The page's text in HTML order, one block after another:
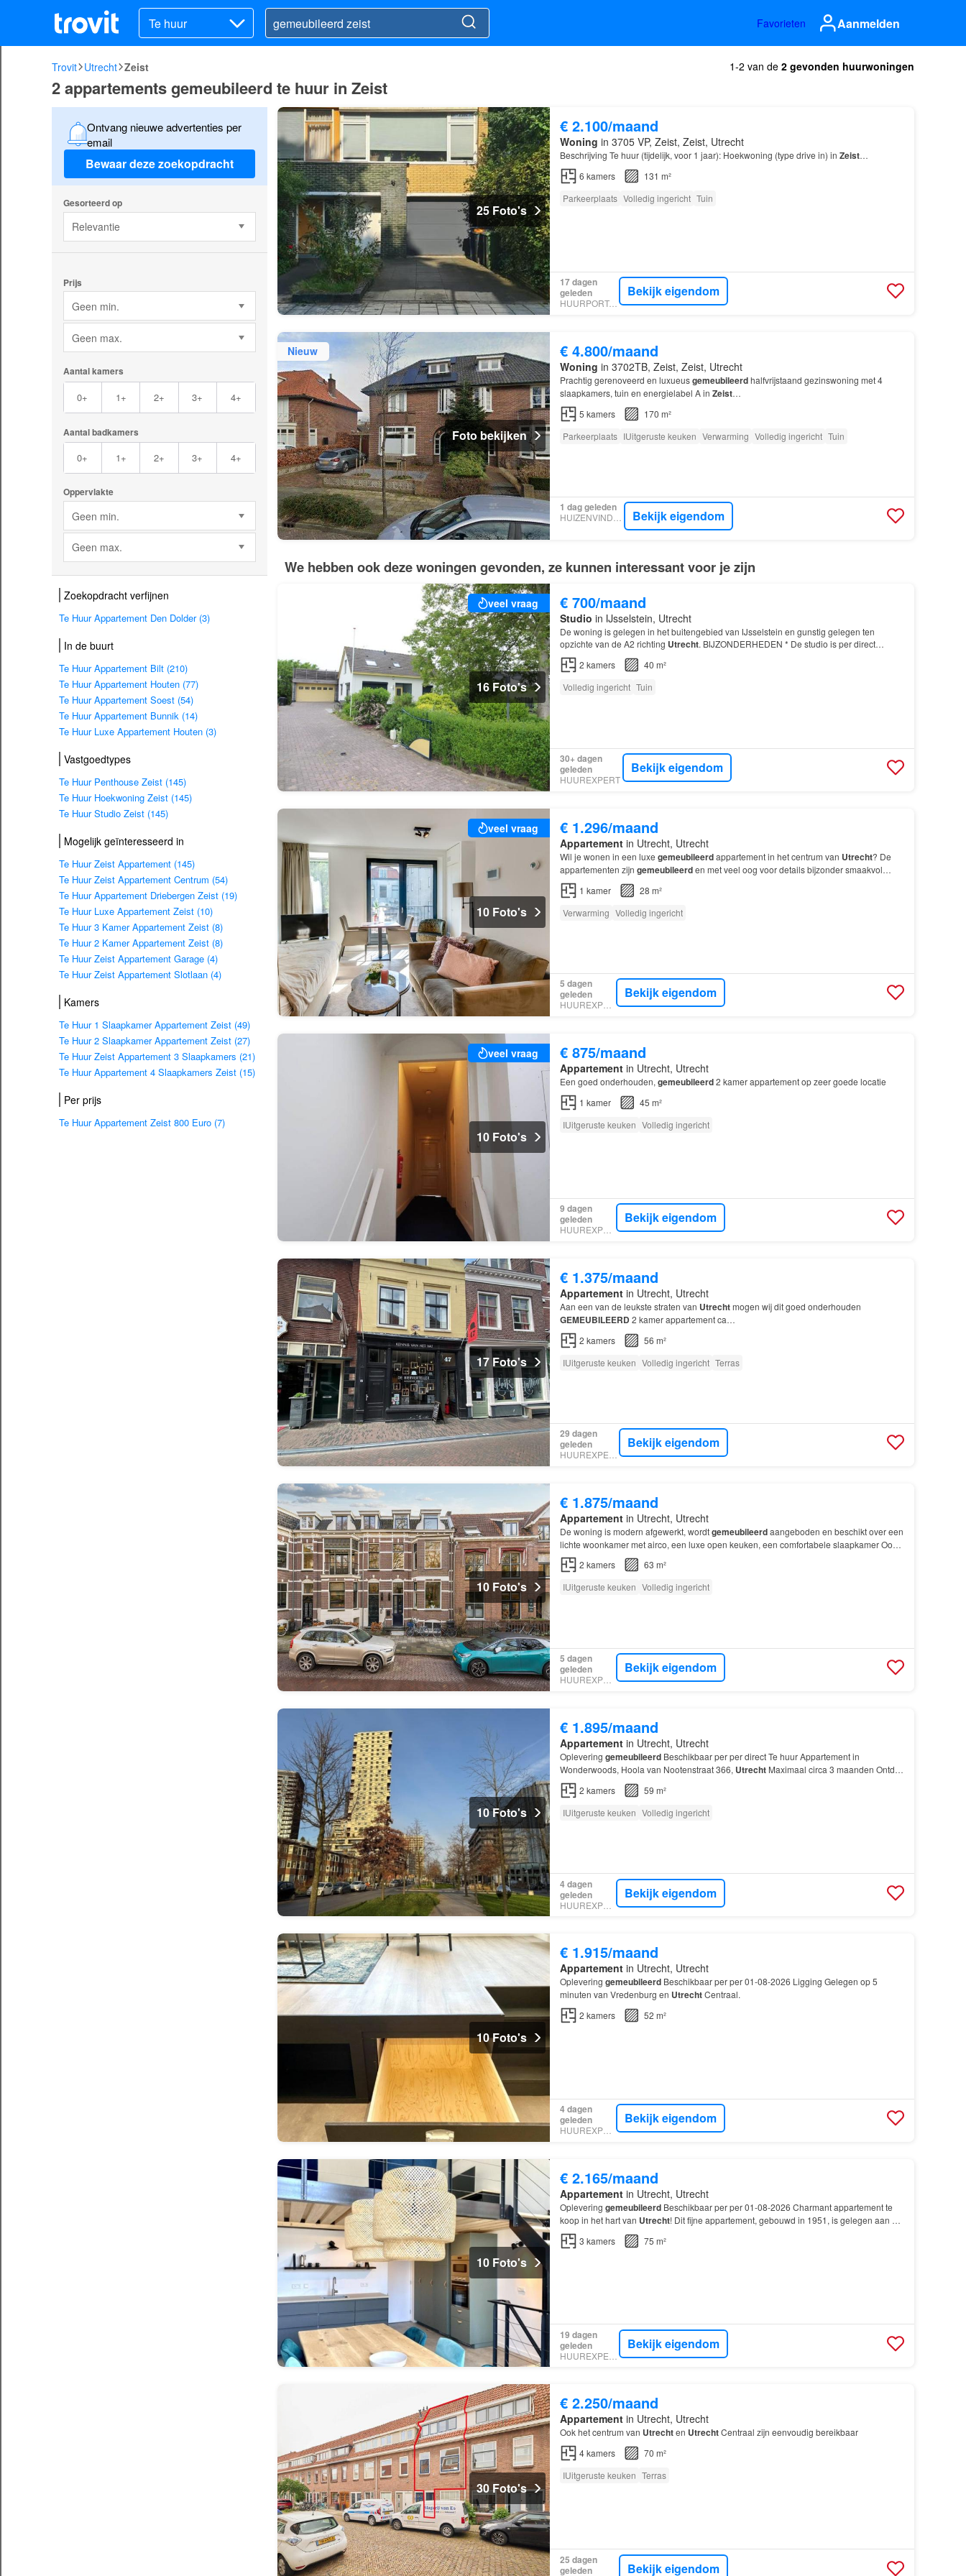
Te huur Favorieten Aanmelden
Trovit Utrecht Zeist 1-2 van de 2 gevonden huurwoningen
2 appartements gemeubileerd te huur in Zeist
Ontvang nieuwe advertenties per
email
Bewaar deze zoekopdracht
Gesorteerd op
Relevantie
Prijs
Geen min.
Geen max.
Aantal kamers
0+ 1+ 2+ 3+ 4+
Aantal badkamers
0+ 1+ 2+ 3+ 4+
Oppervlakte
Geen min.
Geen max.
Zoekopdracht verfijnen
Te Huur Appartement Den Dolder (3)
In de buurt
Te Huur Appartement Bilt (210)
Te Huur Appartement Houten (77)
Te Huur Appartement Soest (54)
Te Huur Appartement Bunnik (14)
Te Huur Luxe Appartement Houten (3)
Vastgoedtypes
Te Huur Penthouse Zeist (145)
Te Huur Hoekwoning Zeist (145)
Te Huur Studio Zeist (145)
Mogelijk geïnteresseerd in
Te Huur Zeist Appartement (145)
Te Huur Zeist Appartement Centrum (54)
Te Huur Appartement Driebergen Zeist (19)
Te Huur Luxe Appartement Zeist (10)
Te Huur 3 Kamer Appartement Zeist (8)
Te Huur 2 Kamer Appartement Zeist (8)
Te Huur Zeist Appartement Garage (4)
Te Huur Zeist Appartement Slotlaan (4)
Kamers
Te Huur 1 Slaapkamer Appartement Zeist (49)
Te Huur 2 Slaapkamer Appartement Zeist (27)
Te Huur Zeist Appartement 3 Slaapkamers (21)
Te Huur Appartement 4 Slaapkamers Zeist (15)
Per prijs
Te Huur Appartement Zeist 800 Euro (7)
25 Foto's
€ 2.100/maand
Woning in 3705 VP, Zeist, Zeist, Utrecht
Beschrijving Te huur (tijdelijk, voor 1 jaar): Hoekwoning (type drive in) in Zeist…
6 kamers
131 m²
Parkeerplaats Volledig ingericht Tuin
17 dagen
geleden
HUURPORTAAL
Bekijk eigendom
Nieuw
Foto bekijken
€ 4.800/maand
Woning in 3702TB, Zeist, Zeist, Utrecht
Prachtig gerenoveerd en luxueusgemeubileerdhalfvrijstaand gezinswoning met 4
slaapkamers, tuin en energielabel A in Zeist…
5 kamers
170 m²
Parkeerplaats IUitgeruste keuken Verwarming Volledig ingericht Tuin
1 dag geleden
HUIZENVINDER.NL Bekijk eigendom
We hebben ook deze woningen gevonden, ze kunnen interessant voor je zijn
veel vraag
16 Foto's
€ 700/maand
Studio in IJsselstein, Utrecht
De woning is gelegen in het buitengebied van IJsselstein en gunstig gelegen ten
opzichte van de A2 richting Utrecht. BIJZONDERHEDEN * De studio is per direct
beschikbaar…
2 kamers
40 m²
Volledig ingericht Tuin
30+ dagen
geleden
HUUREXPERT
Bekijk eigendom
veel vraag
10 Foto's
€ 1.296/maand
Appartementin Utrecht, Utrecht
Wil je wonen in een luxe gemeubileerdappartement in het centrum van Utrecht? De
appartementen zijn gemeubileerden met veel oog voor details bijzonder smaakvol
afgewerkt.
1 kamer
28 m²
Verwarming Volledig ingericht
5 dagen
geleden
HUUREXPERT
Bekijk eigendom
veel vraag
10 Foto's
€ 875/maand
Appartementin Utrecht, Utrecht
Een goed onderhouden, gemeubileerd2 kamer appartement op zeer goede locatie
1 kamer
45 m²
IUitgeruste keuken Volledig ingericht
9 dagen
geleden
HUUREXPERT
Bekijk eigendom
17 Foto's
€ 1.375/maand
Appartementin Utrecht, Utrecht
Aan een van de leukste straten van Utrechtmogen wij dit goed onderhouden
GEMEUBILEERD 2 kamer appartement ca…
2 kamers
56 m²
IUitgeruste keuken Volledig ingericht Terras
29 dagen
geleden
HUUREXPERT
Bekijk eigendom
10 Foto's
€ 1.875/maand
Appartementin Utrecht, Utrecht
De woning is modern afgewerkt, wordtgemeubileerdaangeboden en beschikt over een
lichte woonkamer met airco, een luxe open keuken, een comfortabele slaapkamer Ook
het centrum van Utrecht
2 kamers
63 m²
IUitgeruste keuken Volledig ingericht
5 dagen
geleden
HUUREXPERT
Bekijk eigendom
10 Foto's
€ 1.895/maand
Appartementin Utrecht, Utrecht
Oplevering gemeubileerdBeschikbaar per per direct Te huur Appartement in
Wonderwoods, Hoola van Nootenstraat 366, UtrechtMaximaal circa 3 maanden Ontdek
luxe wonen in het iconische Wonderwoods-project in hartje
2 kamers
59 m²
IUitgeruste keuken Volledig ingericht
4 dagen
geleden
HUUREXPERT
Bekijk eigendom
10 Foto's
€ 1.915/maand
Appartementin Utrecht, Utrecht
Oplevering gemeubileerdBeschikbaar per per 01-08-2026 Ligging Gelegen op 5
minuten van Vredenburg en UtrechtCentraal.
2 kamers 52 m²
4 dagen
geleden
HUUREXPERT
Bekijk eigendom
10 Foto's
€ 2.165/maand
Appartementin Utrecht, Utrecht
Oplevering gemeubileerdBeschikbaar per per 01-08-2026 Charmant appartement te
koop in het hart van Utrecht! Dit fijne appartement, gebouwd in 1951, is gelegen aan de
rustige Oudenoord 384-2, midden in een gezellige woonwijk…
3 kamers 75 m²
19 dagen
geleden
Bekijk eigendom
30 Foto's
€ 2.250/maand
Appartementin Utrecht, Utrecht
Ook het centrum van Utrechten UtrechtCentraal zijn eenvoudig bereikbaar
4kamers
70 m²
IUitgeruste keuken Terras
25 dagen
geleden
Bekijk eigendom